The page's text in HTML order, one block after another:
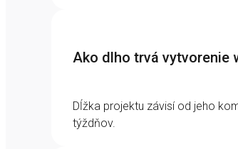
Ako dlho trvá vytvorenie
Dĺžka projektu závisí od jeho
týždňov.